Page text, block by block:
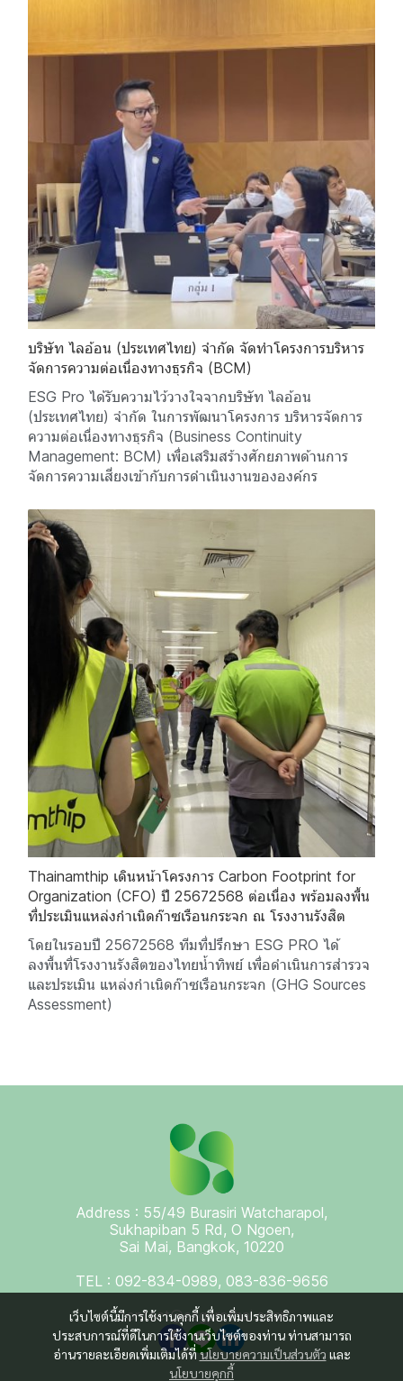
บริษัท ไลอ้อน (ประเทศไทย) จำกัด จัดทำโครงการบริหาร
จัดการความต่อเนื่องทางธุรกิจ (BCM)
ESG Pro ได้รับความไว้วางใจจากบริษัท ไลอ้อน
(ประเทศไทย) จำกัด ในการพัฒนาโครงการ บริหารจัดการ
ความต่อเนื่องทางธุรกิจ (Business Continuity
Management: BCM) เพื่อเสริมสร้างศักยภาพด้านการ
จัดการความเสี่ยงเข้ากับการดำเนินงานขององค์กร
Thainamthip เดินหน้าโครงการ Carbon Footprint for
Organization (CFO) ปี 25672568 ต่อเนื่อง พร้อมลงพื้น
ที่ประเมินแหล่งกำเนิดก๊าซเรือนกระจก ณ โรงงานรังสิต
โดยในรอบปี 25672568 ทีมที่ปรึกษา ESG PRO ได้
ลงพื้นที่โรงงานรังสิตของไทยน้ำทิพย์ เพื่อดำเนินการสำรวจ
และประเมิน แหล่งกำเนิดก๊าซเรือนกระจก (GHG Sources
Assessment)
เว็บไซต์นี้มีการใช้งานคุกกี้ เพื่อเพิ่มประสิทธิภาพและ
ประสบการณ์ที่ดีในการใช้งานเว็บไซต์ของท่าน ท่านสามารถ
อ่านรายละเอียดเพิ่มเติมได้ที่นโยบายความเป็นส่วนตัว และ
นโยบายคุกกี้
Address : 55/49 Burasiri Watcharapol,
Sukhapiban 5 Rd, O Ngoen,
Sai Mai, Bangkok, 10220
TEL : 092-834-0989, 083-836-9656
contact@esgprothai.com